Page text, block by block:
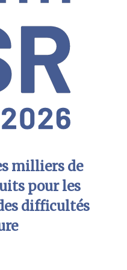
milliers de
pour les
difficultés